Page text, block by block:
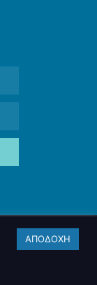
ΑΠΟΔΟΧΗ